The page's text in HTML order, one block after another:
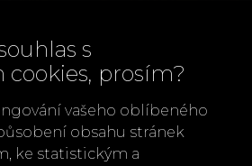
s
cookies, prosím?
vašeho oblíbeného
obsahu stránek
ke statistickým a